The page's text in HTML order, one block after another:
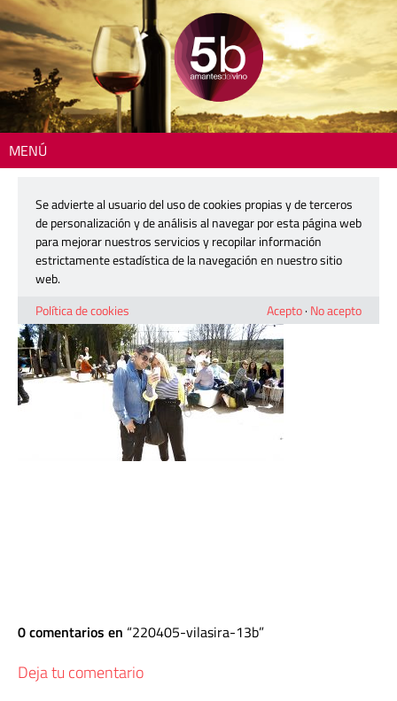
MENÚ
220405-vilasira-13b
8 abril, 2022
0 comentarios en 220405-vilasira-13b
Deja tu comentario
Se advierte al usuario del uso de cookies propias y de terceros
de personalización y de análisis al navegar por esta página web
para mejorar nuestros servicios y recopilar información
estrictamente estadística de la navegación en nuestro sitio
web.
Política de cookies
Acepto· No acepto